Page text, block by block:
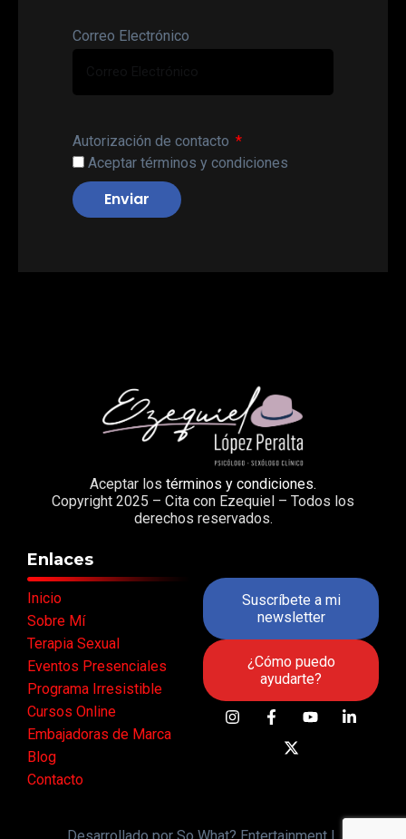
Correo Electrónico
Autorización de contacto
Aceptar términos y condiciones
Enviar
Aceptar los términos y condiciones.
Copyright 2025 – Cita con Ezequiel – Todos los
derechos reservados.
Enlaces
Inicio
Sobre Mí
Terapia Sexual
Eventos Presenciales
Programa Irresistible
Cursos Online
Embajadoras de Marca
Blog
Contacto
Suscríbete a mi
newsletter
¿Cómo puedo
ayudarte?